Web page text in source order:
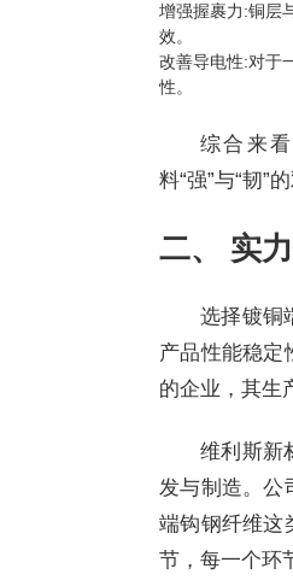
增强握裹力:铜层
效。
改善导电性:对于
性。
综合来
料“强”与“韧”
二、 实
选择镀铜
产品性能稳定
的企业，其生
维利斯新
发与制造。公
端钩钢纤维这
节，每一个环